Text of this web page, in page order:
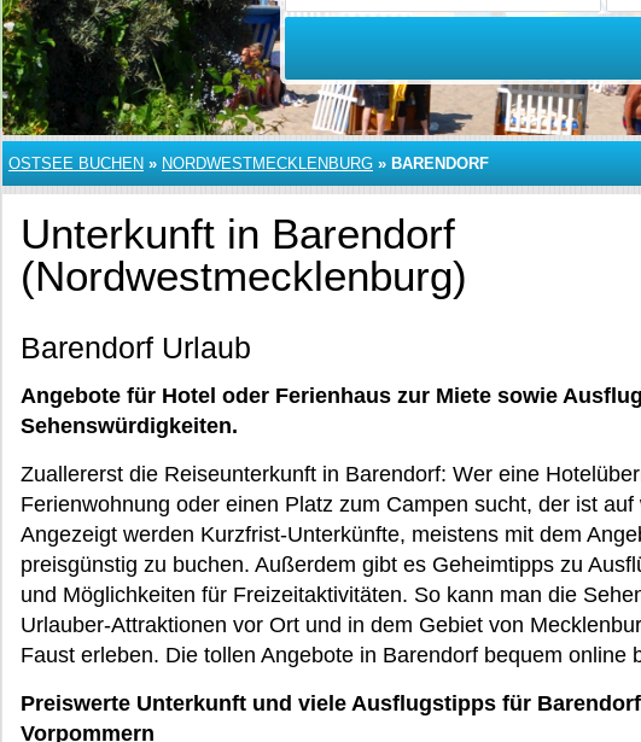
OSTSEE BUCHEN » NORDWESTMECKLENBURG » BARENDORF
Unterkunft in Barendorf
(Nordwestmecklenburg)
Barendorf Urlaub
Angebote für Hotel oder Ferienhaus zur Miete sowie
Sehenswürdigkeiten.
Zuallererst die Reiseunterkunft in Barendorf: Wer eine
Ferienwohnung oder einen Platz zum Campen sucht, der ist
Angezeigt werden Kurzfrist-Unterkünfte, meistens mit dem
preisgünstig zu buchen. Außerdem gibt es Geheimtipps zu
und Möglichkeiten für Freizeitaktivitäten. So kann man die
Urlauber-Attraktionen vor Ort und in dem Gebiet von
Faust erleben. Die tollen Angebote in Barendorf bequem online
Preiswerte Unterkunft und viele Ausflugstipps für
Vorpommern